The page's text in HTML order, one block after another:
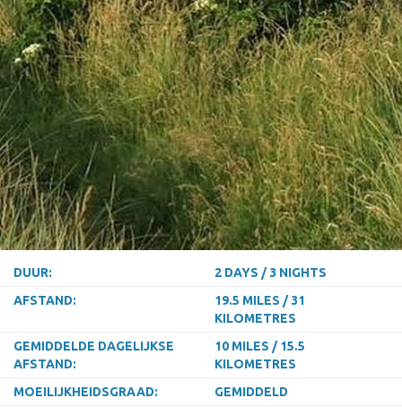
DUUR:
2 DAYS / 3 NIGHTS
AFSTAND:
19.5 MILES / 31
KILOMETRES
GEMIDDELDE DAGELIJKSE
AFSTAND:
10 MILES / 15.5
KILOMETRES
MOEILIJKHEIDSGRAAD:
GEMIDDELD